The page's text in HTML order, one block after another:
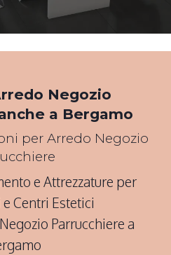
Negozio
a Bergamo
per Arredo Negozio
e Attrezzature per
Centri Estetici
Parrucchiere a